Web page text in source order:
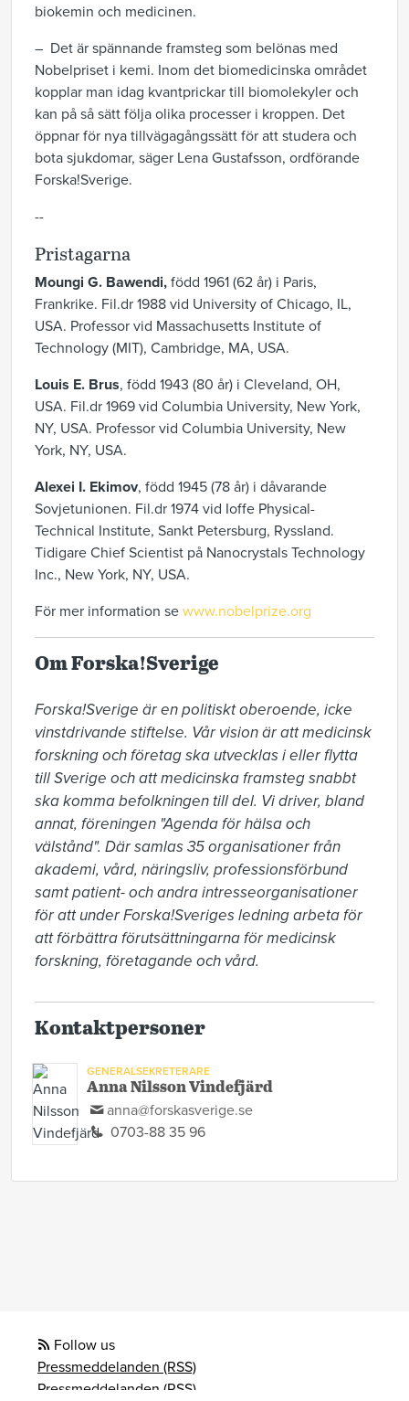
biokemin och medicinen.
– Det är spännande framsteg som belönas med
Nobelpriset i kemi. Inom det biomedicinska området
kopplar man idag kvantprickar till biomolekyler och
kan på så sätt följa olika processer i kroppen. Det
öppnar för nya tillvägagångssätt för att studera och
bota sjukdomar, säger Lena Gustafsson, ordförande
Forska!Sverige.
--
Pristagarna
Moungi G. Bawendi, född 1961 (62 år) i Paris,
Frankrike. Fil.dr 1988 vid University of Chicago, IL,
USA. Professor vid Massachusetts Institute of
Technology (MIT), Cambridge, MA, USA.
Louis E. Brus, född 1943 (80 år) i Cleveland, OH,
USA. Fil.dr 1969 vid Columbia University, New York,
NY, USA. Professor vid Columbia University, New
York, NY, USA.
Alexei I. Ekimov, född 1945 (78 år) i dåvarande
Sovjetunionen. Fil.dr 1974 vid Ioffe Physical-
Technical Institute, Sankt Petersburg, Ryssland.
Tidigare Chief Scientist på Nanocrystals Technology
Inc., New York, NY, USA.
För mer information se www.nobelprize.org
Om Forska!Sverige
Forska!Sverige är en politiskt oberoende, icke
vinstdrivande stiftelse. Vår vision är att medicinsk
forskning och företag ska utvecklas i eller flytta
till Sverige och att medicinska framsteg snabbt
ska komma befolkningen till del. Vi driver, bland
annat, föreningen "Agenda för hälsa och
välstånd". Där samlas 35 organisationer från
akademi, vård, näringsliv, professionsförbund
samt patient- och andra intresseorganisationer
för att under Forska!Sveriges ledning arbeta för
att förbättra förutsättningarna för medicinsk
forskning, företagande och vård.
Kontaktpersoner
GENERALSEKRETERARE
Anna Nilsson Vindefjärd
anna@forskasverige.se
0703-88 35 96
Follow us
Pressmeddelanden (RSS)
Pressmeddelanden (RSS)